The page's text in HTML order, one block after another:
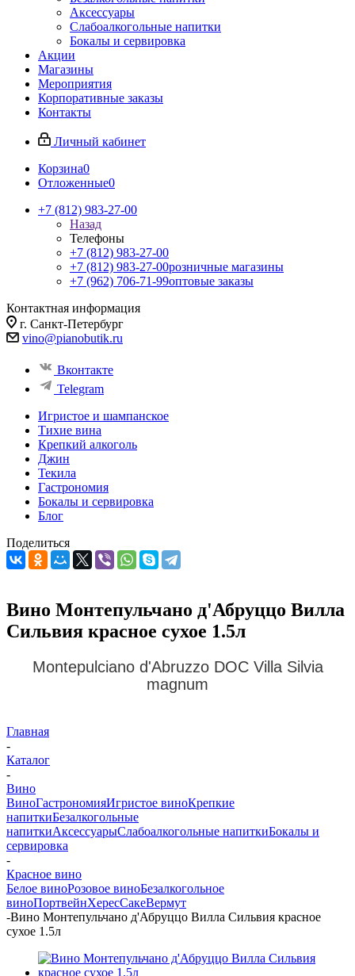
Аксессуары
Слабоалкогольные напитки
Бокалы и сервировка
Акции
Магазины
Мероприятия
Корпоративные заказы
Контакты
Личный кабинет
Корзина0
Отложенные0
+7 (812) 983-27-00
Назад
Телефоны
+7 (812) 983-27-00
+7 (812) 983-27-00розничные магазины
+7 (962) 706-71-99оптовые заказы
Контактная информация
г. Санкт-Петербург
vino@pianobutik.ru
Вконтакте
Telegram
Игристое и шампанское
Тихие вина
Крепкий алкоголь
Джин
Текила
Гастрономия
Бокалы и сервировка
Блог
Поделиться
Вино Монтепульчано д'Абруццо Вилла
Сильвия красное сухое 1.5л
Montepulciano d'Abruzzo DOC Villa Silvia
magnum
Главная
-
Каталог
-
Вино
ВиноГастрономияИгристое виноКрепкие
напиткиБезалкогольные
напиткиАксессуарыСлабоалкогольные напиткиБокалы и
сервировка
-
Красное вино
Белое виноРозовое виноБезалкогольное
виноПортвейнХересСакеВермут
-Вино Монтепульчано д'Абруццо Вилла Сильвия красное
сухое 1.5л